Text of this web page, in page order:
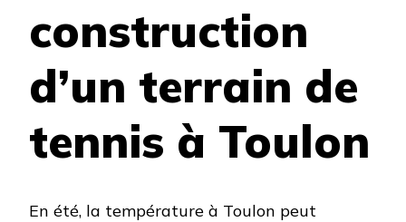
construction
d’un terrain de
tennis à Toulon
En été, la température à Toulon peut